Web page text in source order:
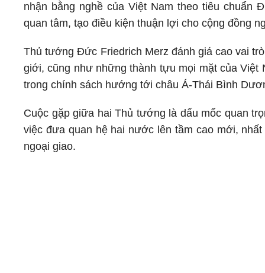
nhận bằng nghề của Việt Nam theo tiêu chuẩn
quan tâm, tạo điều kiện thuận lợi cho cộng đồng
Thủ tướng Đức Friedrich Merz đánh giá cao vai
giới, cũng như những thành tựu mọi mặt của Việt
trong chính sách hướng tới châu Á-Thái Bình
Cuộc gặp giữa hai Thủ tướng là dấu mốc quan
việc đưa quan hệ hai nước lên tầm cao mới,
ngoại giao.